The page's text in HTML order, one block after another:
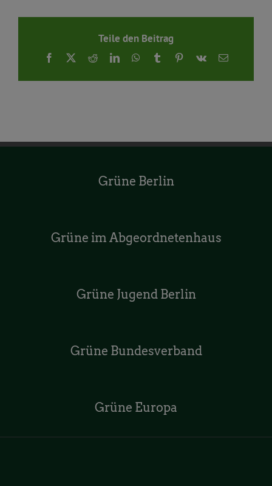
Teile den Beitrag
Facebook
X RedditLinkedInWhatsApp
TumblrPinterest
Vk
E-
Grüne Berlin
Grüne im Abgeordnetenhaus
Grüne Jugend Berlin
Grüne Bundesverband
Grüne Europa